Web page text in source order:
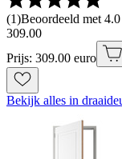
(1)Beoordeeld met
309.00
Prijs: 309.00 euro
Bekijk alles in